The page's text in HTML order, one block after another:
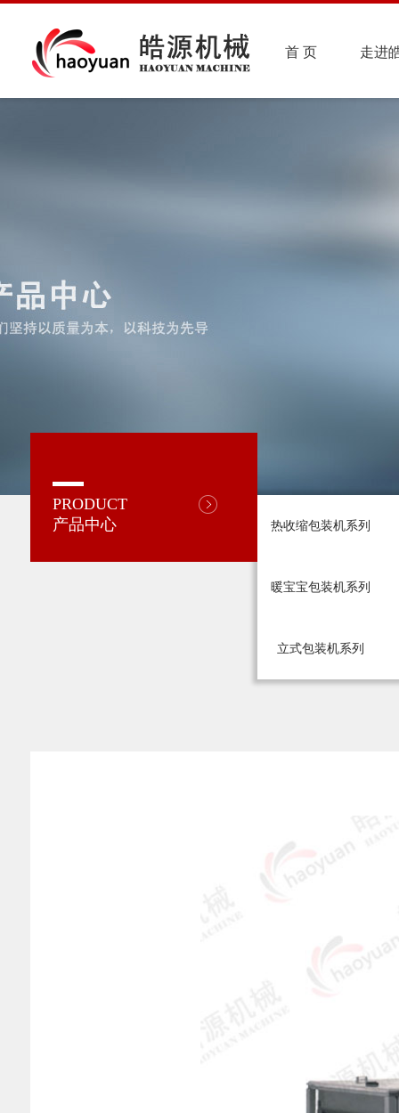
首 页 走进
PRODUCT
产品中心
热收缩包装机系列
暖宝宝包装机系列
立式包装机系列